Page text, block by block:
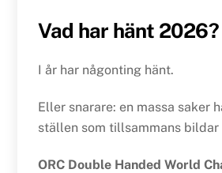
Vad har hänt 2026?
I år har någonting hänt.
Eller snarare: en massa saker
ställen som tillsammans bildar
ORC Double Handed World